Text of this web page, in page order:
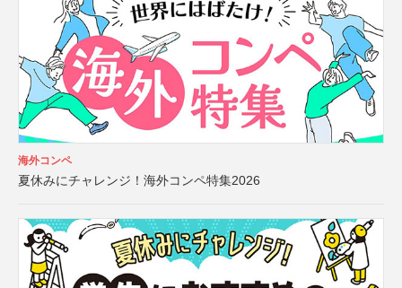
海外コンペ
夏休みにチャレンジ！海外コンペ特集2026